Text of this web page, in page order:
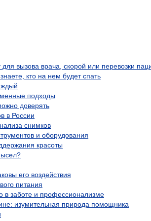
вызова врача, скорой или перевозки
кто на нем будет спать
подходы
доверять
в России
снимков
и оборудования
красоты
его воздействия
питания
в заботе и профессионализме
изумительная природа помощника